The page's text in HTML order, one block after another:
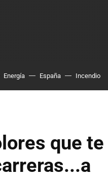
Energía España Incendio
que te